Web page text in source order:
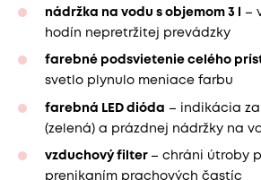
nádržka na vodu s objemom 3 l
–
hodín nepretržitej prevádzky
farebné podsvietenie celého
svetlo plynulo meniace farbu
farebná LED dióda – indikácia
(zelená) a prázdnej nádržky na
vzduchový filter – chráni útroby
prenikaním prachových častíc